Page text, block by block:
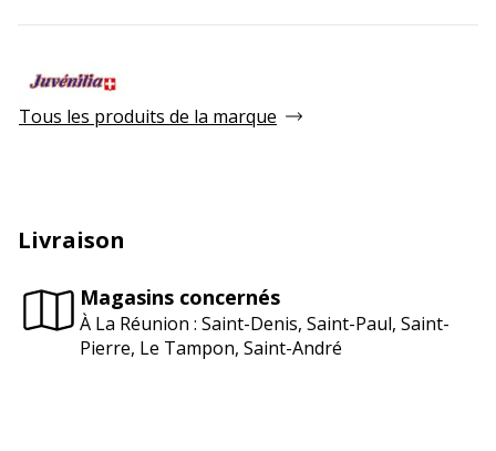
Tous les produits de la marque
Livraison
Magasins concernés
À La Réunion : Saint-Denis, Saint-Paul, Saint-
Pierre, Le Tampon, Saint-André